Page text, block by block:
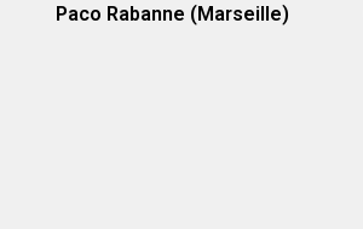
Paco Rabanne (Marseille)